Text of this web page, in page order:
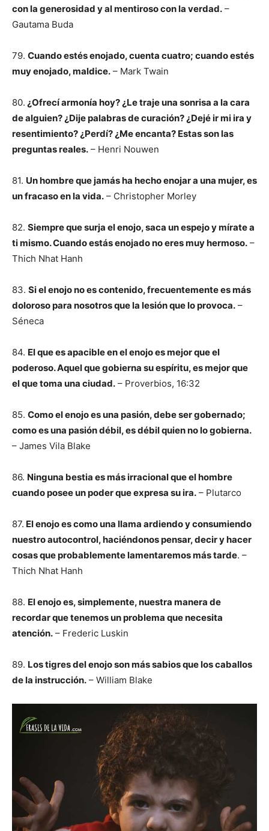
con la generosidad y al mentiroso con la verdad. –
Gautama Buda
79. Cuando estés enojado, cuenta cuatro; cuando estés
muy enojado, maldice. – Mark Twain
80. ¿Ofrecí armonía hoy? ¿Le traje una sonrisa a la cara
de alguien? ¿Dije palabras de curación? ¿Dejé ir mi ira y
resentimiento? ¿Perdí? ¿Me encanta? Estas son las
preguntas reales. – Henri Nouwen
81. Un hombre que jamás ha hecho enojar a una mujer, es
un fracaso en la vida. – Christopher Morley
82. Siempre que surja el enojo, saca un espejo y mírate a
ti mismo. Cuando estás enojado no eres muy hermoso. –
Thich Nhat Hanh
83. Si el enojo no es contenido, frecuentemente es más
doloroso para nosotros que la lesión que lo provoca. –
Séneca
84. El que es apacible en el enojo es mejor que el
poderoso. Aquel que gobierna su espíritu, es mejor que
el que toma una ciudad. – Proverbios, 16:32
85. Como el enojo es una pasión, debe ser gobernado;
como es una pasión débil, es débil quien no lo gobierna.
– James Vila Blake
86. Ninguna bestia es más irracional que el hombre
cuando posee un poder que expresa su ira. – Plutarco
87. El enojo es como una llama ardiendo y consumiendo
nuestro autocontrol, haciéndonos pensar, decir y hacer
cosas que probablemente lamentaremos más tarde. –
Thich Nhat Hanh
88. El enojo es, simplemente, nuestra manera de
recordar que tenemos un problema que necesita
atención. – Frederic Luskin
89. Los tigres del enojo son más sabios que los caballos
de la instrucción. – William Blake